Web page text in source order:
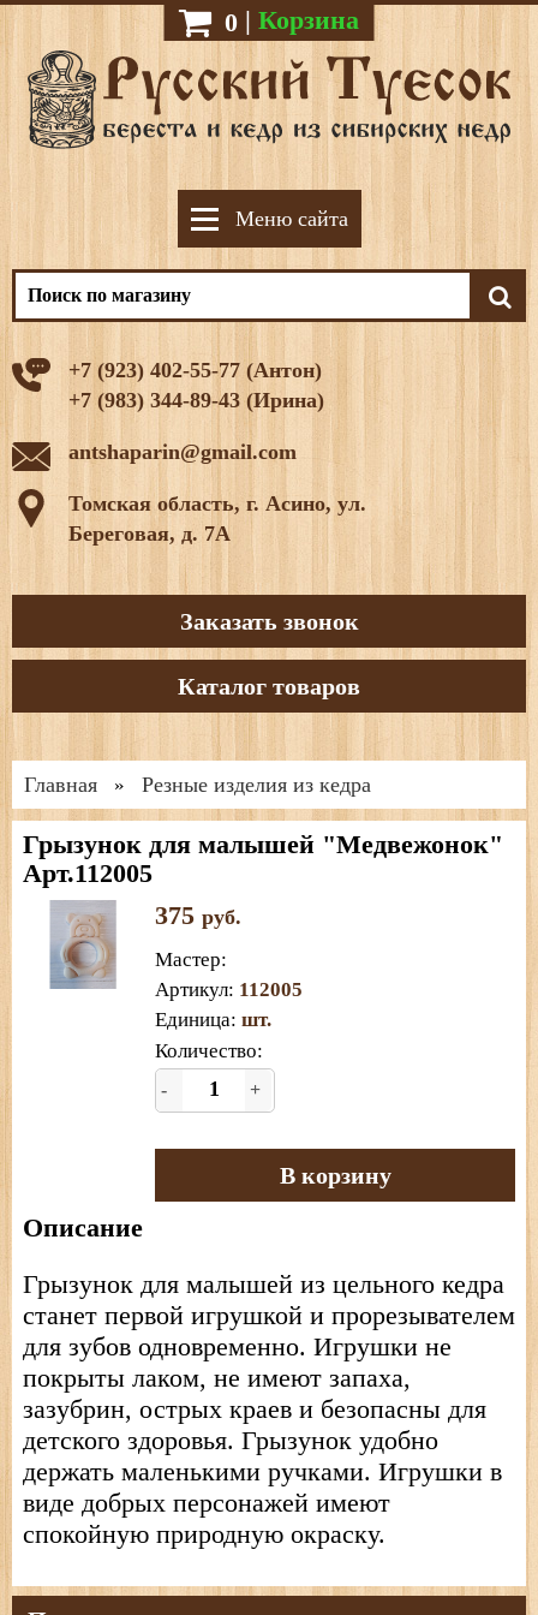
0 | Корзина
Меню сайта
+7 (923) 402-55-77 (Антон)
+7 (983) 344-89-43 (Ирина)
antshaparin@gmail.com
Томская область, г. Асино, ул.
Береговая, д. 7А
Заказать звонок
Каталог товаров
Главная » Резные изделия из кедра
Грызунок для малышей "Медвежонок"
Арт.112005
375 руб.
Мастер:
Артикул: 112005
Единица: шт.
Количество:
- +
В корзину
Описание
Грызунок для малышей из цельного кедра
станет первой игрушкой и прорезывателем
для зубов одновременно. Игрушки не
покрыты лаком, не имеют запаха,
зазубрин, острых краев и безопасны для
детского здоровья. Грызунок удобно
держать маленькими ручками. Игрушки в
виде добрых персонажей имеют
спокойную природную окраску.